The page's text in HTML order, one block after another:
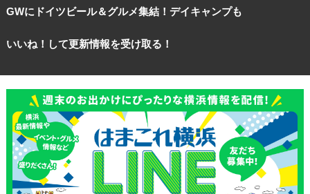
GWにドイツビール＆グルメ集結！デイキャンプも
いいね！して更新情報を受け取る！